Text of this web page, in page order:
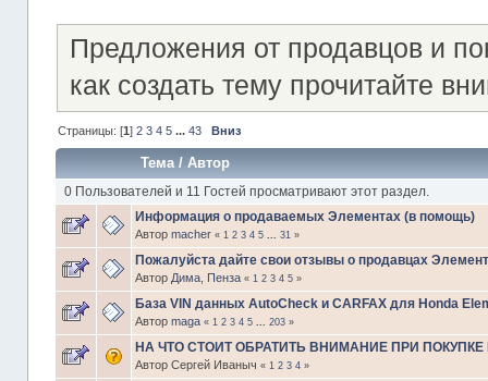
Предложения от продавцов и
как создать тему прочитайте
Страницы: [1] 2 3 4 5 ... 43 Вниз
Тема/ Автор
0 Пользователей и 11 Гостей просматривают этот раздел.
Информация о продаваемых Элементах (в помощь)
Автор macher « 1 2 3 4 5 31 »
Пожалуйста дайте свои отзывы о продавцах
Автор Дима, Пенза « 1 2 3 4 5»
База VIN данных AutoCheck и CARFAX для Honda
Автор maga « 1 2 3 4 5 203»
НА ЧТО СТОИТ ОБРАТИТЬ ВНИМАНИЕ ПРИ ПОКУПКЕ
Автор Сергей Иваныч « 1 2 3 4»